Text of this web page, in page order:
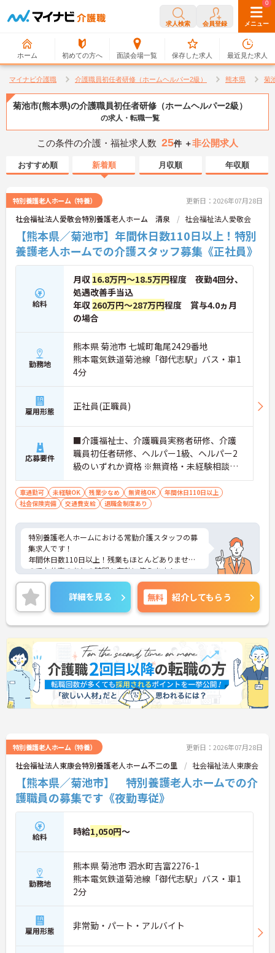
求人検索 会員登録 メニュー
ホーム 初めての方へ 面談会場一覧
0
保存した求人
0
最近見た求人
マイナビ介護職 介護職員初任者研修（ホームヘルパー2級） 熊本県 菊
菊池市(熊本県)の介護職員初任者研修（ホームヘルパー2級）
の求人・転職一覧
この条件の介護・福祉求人数 25件 ＋非公開求人
おすすめ順 新着順 月収順 年収順
特別養護老人ホーム（特養） 更新日：2026年07月28日
社会福祉法人愛敬会特別養護老人ホーム 清泉 社会福祉法人愛敬会
【熊本県／菊池市】年間休日数110日以上！特別
養護老人ホームでの介護スタッフ募集《正社員》
給料
月収 16.8万円～18.5万円程度 夜勤4回分、
処遇改善手当込
年収 260万円～287万円程度 賞与4.0ヵ月
の場合
勤務地
熊本県 菊池市 七城町亀尾2429番地
熊本電気鉄道菊池線「御代志駅」バス・車1
4分
雇用形態 正社員(正職員)
応募要件
■介護福祉士、介護職員実務者研修、介護
職員初任者研修、ヘルパー1級、ヘルパー2
級のいずれか資格 ※無資格・未経験相談可
能 ■普通自動車運転免許（AT限定可）
車通勤可 未経験OK 残業少なめ 無資格OK
年間休日110日以上
社会保険完備
交通費支給 退職金制度あり
特別養護老人ホームにおける常勤介護スタッフの募
集求人です！
年間休日数110日以上！残業もほとんどありません
のでお仕事のあとの時間も有効に使えます！
ご興味ある方には、面接のポイントなど、さらに詳
細をお話致しますのでお気軽にご相談ください。
詳細を見る 無料 紹介してもらう
特別養護老人ホーム（特養） 更新日：2026年07月28日
社会福祉法人東康会特別養護老人ホーム不二の里 社会福祉法人東康会
【熊本県／菊池市】 特別養護老人ホームでの介
護職員の募集です《夜勤専従》
給料 時給1,050円～
勤務地
熊本県 菊池市 泗水町吉富2276-1
熊本電気鉄道菊池線「御代志駅」バス・車1
2分
雇用形態 非常勤・パート・アルバイト